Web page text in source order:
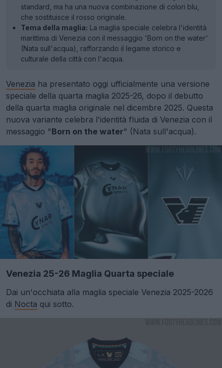
standard, ma ha una nuova combinazione di colori blu,
che sostituisce il rosso originale.
Tema della maglia: La maglia speciale celebra l'identità
marittima di Venezia con il messaggio 'Born on the water'
(Nata sull'acqua), rafforzando il legame storico e
culturale della città con l'acqua.
Venezia ha presentato oggi ufficialmente una versione
speciale della quarta maglia 2025-26, dopo il debutto
della quarta maglia originale nel dicembre 2025. Questa
nuova variante celebra l'identità fluida di Venezia con il
messaggio "Born on the water" (Nata sull'acqua).
Venezia 25-26 Maglia Quarta speciale
Dai un'occhiata alla maglia speciale Venezia 2025-2026
di Nocta qui sotto.